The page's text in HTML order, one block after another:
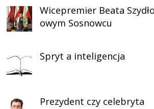
Wicepremier Beata
owym Sosnowcu
Spryt a inteligencja
Prezydent czy celebryta